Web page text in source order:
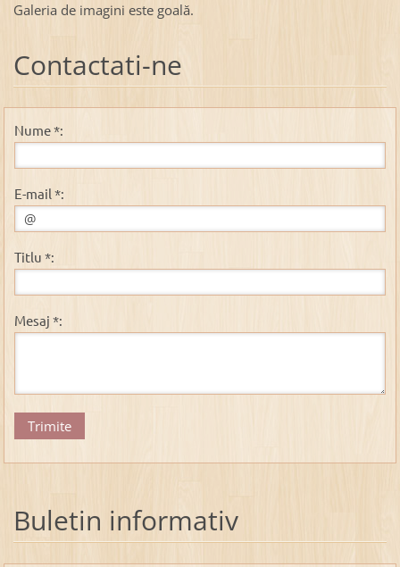
Galeria de imagini este goală.
Contactati-ne
Nume *:
E-mail *:
Titlu *:
Mesaj *:
Buletin informativ